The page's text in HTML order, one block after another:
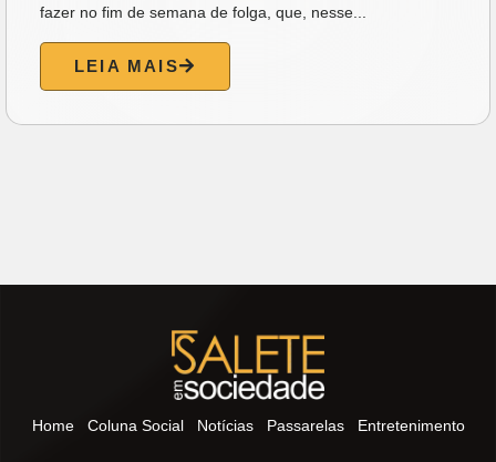
fazer no fim de semana de folga, que, nesse...
LEIA MAIS
Home Coluna Social Notícias Passarelas Entretenimento